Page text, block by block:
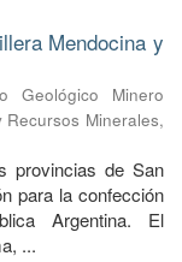
Mendocina y
Geológico Minero
Minerales,
provincias de San
para la confección
Argentina. El
...